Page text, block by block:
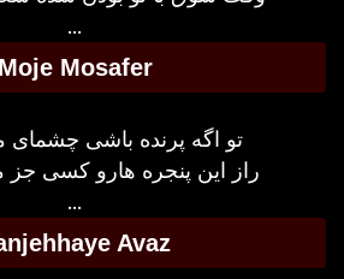
...
Moje Mosafer
تو اگه پرنده باشی چشمای
راز این پنجره هارو کسی جز
...
Avaz